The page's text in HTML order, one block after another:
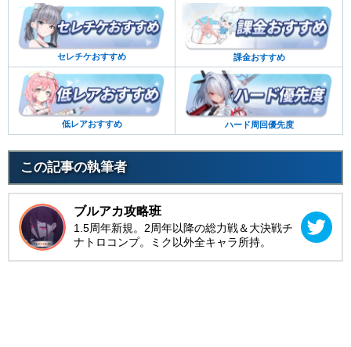
セレチケおすすめ 課金おすすめ
低レアおすすめ ハード周回優先度
この記事の執筆者
ブルアカ攻略班
1.5周年新規。2周年以降の総力戦＆大決戦チ
ナトロコンプ。ミク以外全キャラ所持。